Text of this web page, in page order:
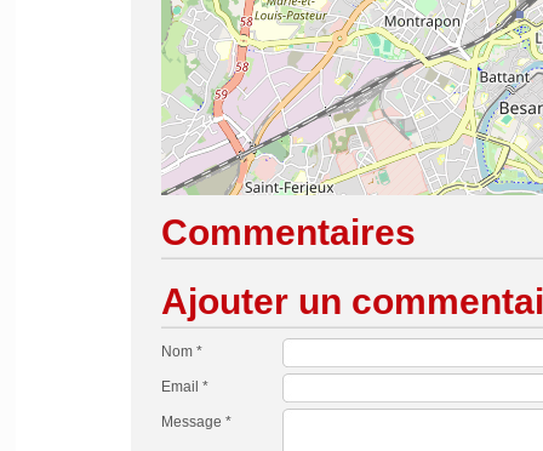
Commentaires
Ajouter un
Nom *
Email *
Message *